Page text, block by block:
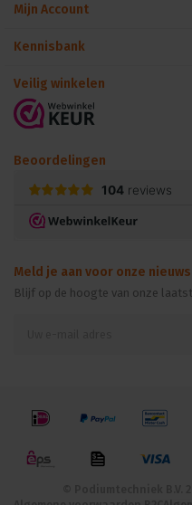
Mijn Account
Kennisbank
Veilig winkelen
Beoordelingen
Meld je aan voor onze
Blijf op de hoogte van onze